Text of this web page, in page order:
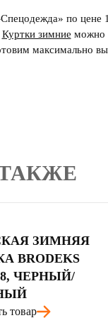
по цене
Куртки зимние можно
максимально
ЗИМНЯЯ
BRODEKS
ЧЕРНЫЙ/
товар